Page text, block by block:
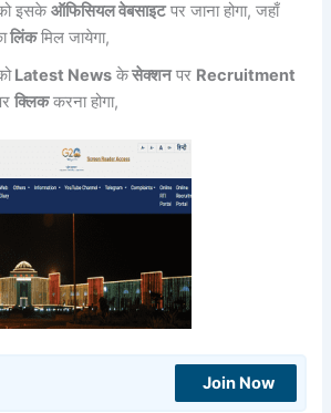
इसकेऑफिसियल वेबसाइटपर जाना होगा, जहाँ
लिंकमिल जायेगा,
Latest News केसेक्शनपर Recruitment
क्लिककरना होगा,
Join Now